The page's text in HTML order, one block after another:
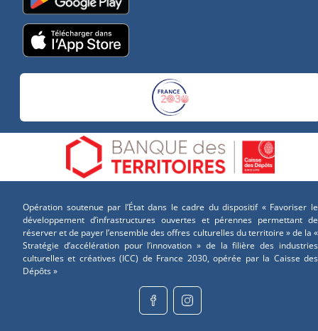
Opération soutenue par l’État dans le cadre du dispositif « Favoriser le
développement d’infrastructures ouvertes et pérennes permettant de
réserver et de payer l’ensemble des offres culturelles du territoire » de la «
Stratégie d’accélération pour l’innovation » de la filière des industries
culturelles et créatives (ICC) de France 2030, opérée par la Caisse des
Dépôts »